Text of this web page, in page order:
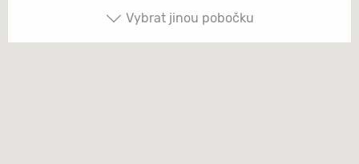
Vybrat jinou pobočku